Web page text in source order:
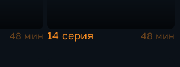
48 мин 14 серия 48 мин